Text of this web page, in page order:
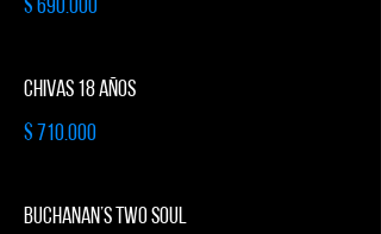
$ 690.000
CHIVAS 18 AÑOS
$ 710.000
BUCHANAN’S TWO SOUL